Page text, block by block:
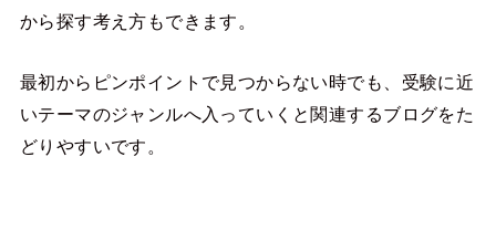
から探す考え方もできます。
最初からピンポイントで見つからない時でも、受験に近
いテーマのジャンルへ入っていくと関連するブログをた
どりやすいです。